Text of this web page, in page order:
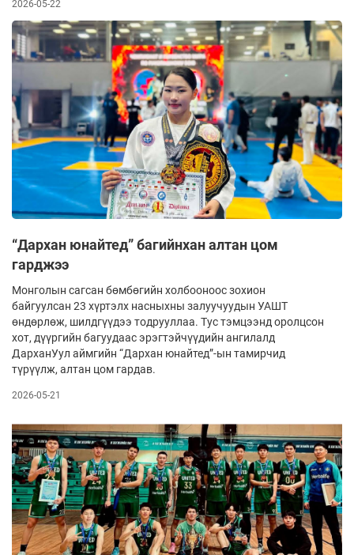
2026-05-22
“Дархан юнайтед” багийнхан алтан цом
гарджээ
Монголын сагсан бөмбөгийн холбооноос зохион
байгуулсан 23 хүртэлх насныхны залуучуудын УАШТ
өндөрлөж, шилдгүүдээ тодрууллаа. Тус тэмцээнд оролцсон
хот, дүүргийн багуудаас эрэгтэйчүүдийн ангилалд
ДарханУул аймгийн “Дархан юнайтед”-ын тамирчид
түрүүлж, алтан цом гардав.
2026-05-21